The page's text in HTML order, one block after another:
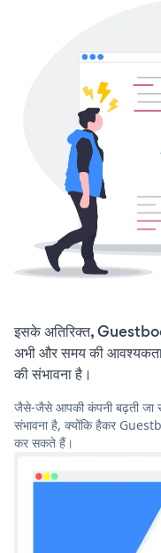
इसके अतिरिक्त,
अभी और समय की आवश्यकता
की संभावना है।
जैसे-जैसे आपकी कंपनी बढ़ती जा
संभावना है, क्योंकि हैकर
कर सकते हैं।